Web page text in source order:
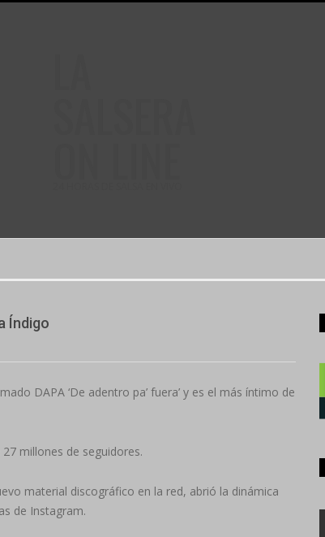
Índigo
DAPA ‘De adentro pa’ fuera’ y es el más íntimo de
millones de seguidores.
material discográfico en la red, abrió la dinámica
de Instagram.